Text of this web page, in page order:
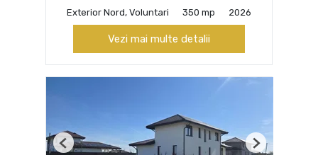
Exterior Nord, Voluntari
350 mp 2026
Vezi mai multe detalii
Previous Next